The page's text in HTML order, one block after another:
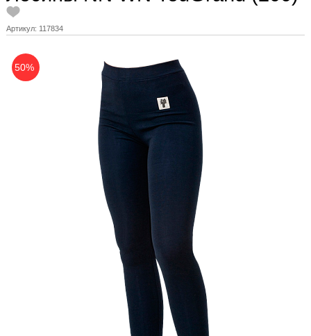
Артикул: 117834
50%